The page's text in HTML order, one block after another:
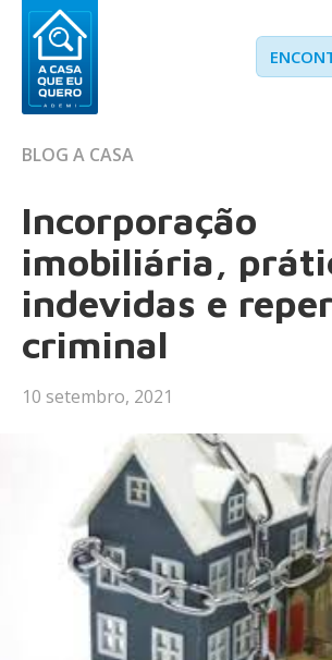
BLOG A CASA
Incorporação
imobiliária,
indevidas e
criminal
10 setembro, 2021